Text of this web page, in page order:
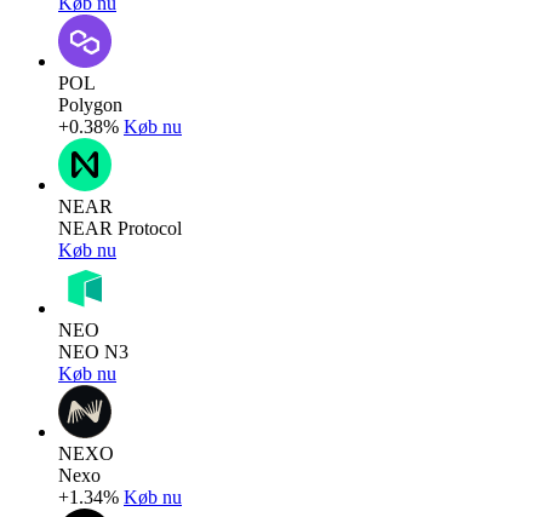
POL
Polygon
+0.38% Køb nu
NEAR
NEAR Protocol
Køb nu
NEO
NEO N3
Køb nu
NEXO
Nexo
+1.34% Køb nu